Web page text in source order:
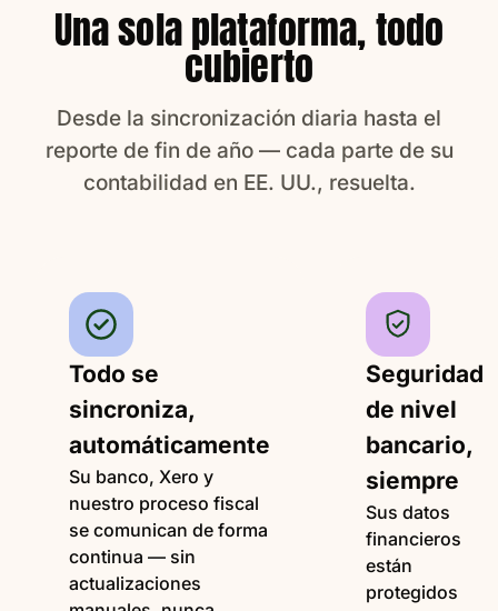
Una sola plataforma, todo
cubierto
Desde la sincronización diaria hasta el
reporte de fin de año — cada parte de su
contabilidad en EE. UU., resuelta.
Todo se
sincroniza,
automáticamente
Su banco, Xero y
nuestro proceso fiscal
se comunican de forma
continua — sin
actualizaciones
Seguridad
de nivel
bancario,
siempre
Sus datos
financieros
están
protegidos